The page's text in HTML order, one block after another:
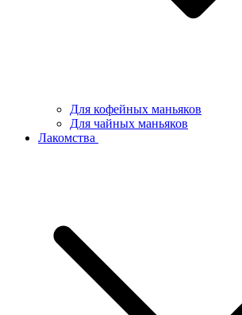
Для кофейных маньяков
Для чайных маньяков
Лакомства